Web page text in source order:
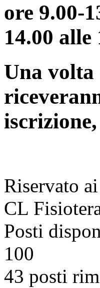
ore 9.00-
14.00 alle
Una
Riservato
CL
Posti
100
43 posti